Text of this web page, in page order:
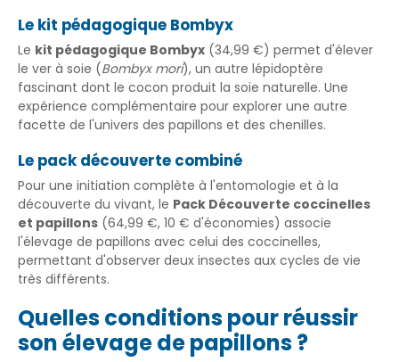
Le kit pédagogique Bombyx
Le kit pédagogique Bombyx (34,99 €) permet d'élever
le ver à soie (Bombyx mori), un autre lépidoptère
fascinant dont le cocon produit la soie naturelle. Une
expérience complémentaire pour explorer une autre
facette de l'univers des papillons et des chenilles.
Le pack découverte combiné
Pour une initiation complète à l'entomologie et à la
découverte du vivant, le Pack Découverte coccinelles
et papillons (64,99 €, 10 € d'économies) associe
l'élevage de papillons avec celui des coccinelles,
permettant d'observer deux insectes aux cycles de vie
très différents.
Quelles conditions pour réussir
son élevage de papillons ?